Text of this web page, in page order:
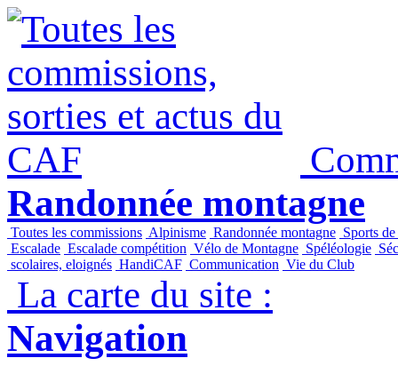
Randonnée montagne
Toutes les commissions Alpinisme Randonnée montagne Sports
Escalade Escalade compétition Vélo de Montagne Spéléologie
scolaires, eloignés HandiCAF Communication Vie du Club
La carte du site :
Navigation